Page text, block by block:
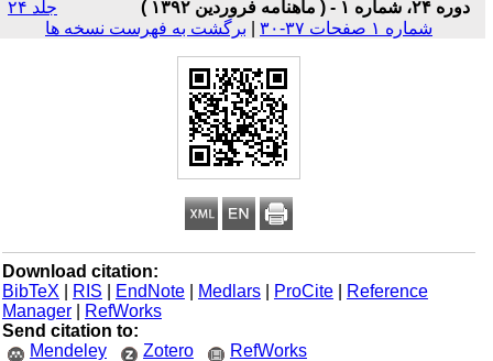
دوره ۲۴، شماره ۱ - ( ماهنامه فروردین ۱۳۹۲ )
جلد ۲۴
شماره ۱ صفحات ۳۷-۳۰
| برگشت به فهرست نسخه ها
Download citation:
BibTeX
| RIS |EndNote |Medlars |ProCite |Reference
Manager
|RefWorks
Send citation to:
Mendeley
Zotero RefWorks